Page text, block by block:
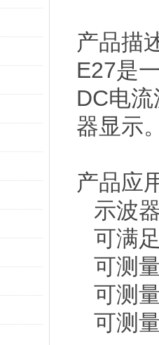
产品描
E27是
DC电
器显示
产品应
示波
可满
可测
可测
可测